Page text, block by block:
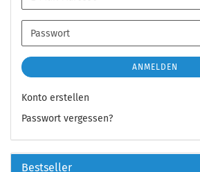
Mail-
Adresse
Passwort
ANMELDEN
Konto erstellen
Passwort vergessen?
Bestseller